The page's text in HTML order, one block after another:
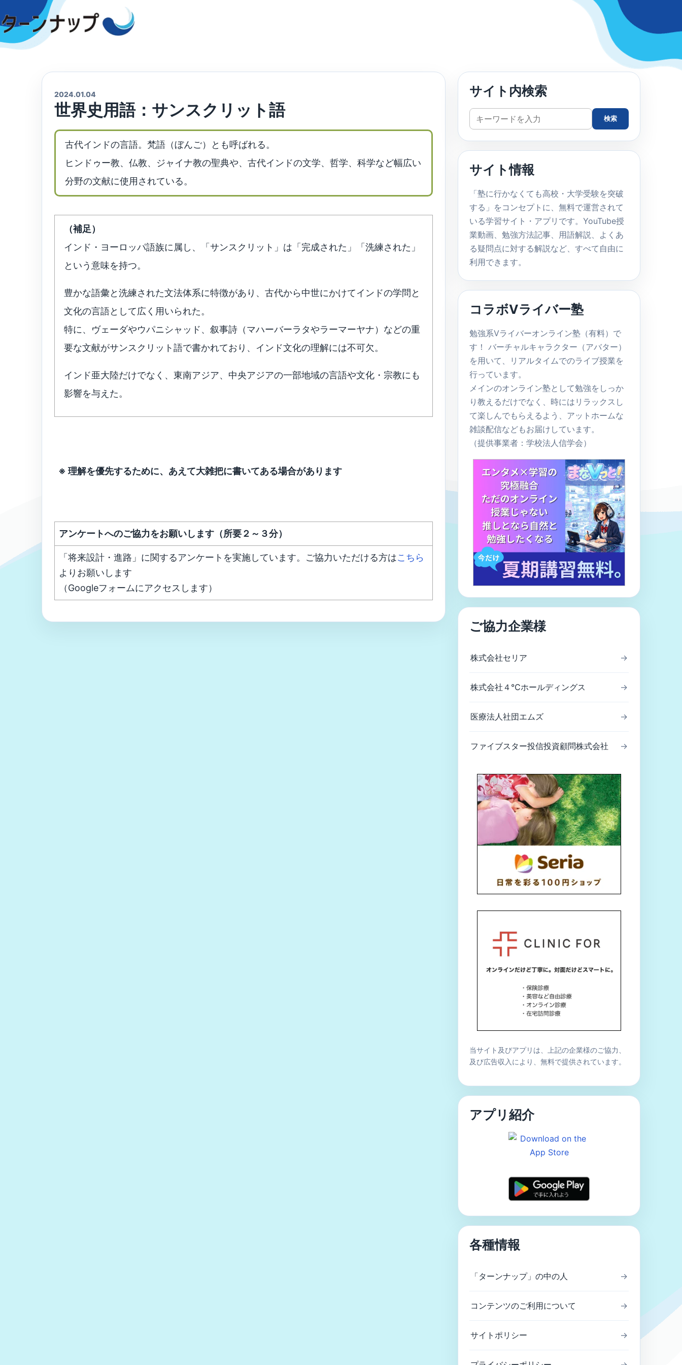
to
content
2024.01.04
世界史用語：サンスクリット語
古代インドの言語。梵語（ぼんご）とも呼ばれる。
ヒンドゥー教、仏教、ジャイナ教の聖典や、古代インドの文学、哲学、科学など幅広い
分野の文献に使用されている。
（補足）
インド・ヨーロッパ語族に属し、「サンスクリット」は「完成された」「洗練された」
という意味を持つ。
豊かな語彙と洗練された文法体系に特徴があり、古代から中世にかけてインドの学問と
文化の言語として広く用いられた。
特に、ヴェーダやウパニシャッド、叙事詩（マハーバーラタやラーマーヤナ）などの重
要な文献がサンスクリット語で書かれており、インド文化の理解には不可欠。
インド亜大陸だけでなく、東南アジア、中央アジアの一部地域の言語や文化・宗教にも
影響を与えた。
※ 理解を優先するために、あえて大雑把に書いてある場合があります
アンケートへのご協力をお願いします（所要２～３分）
「将来設計・進路」に関するアンケートを実施しています。ご協力いただける方はこちら
よりお願いします
（Googleフォームにアクセスします）
サイト内検索
サ
イ
ト
検
検索
サイト情報
「塾に行かなくても高校・大学受験を突破
する」をコンセプトに、無料で運営されて
いる学習サイト・アプリです。YouTube授
業動画、勉強方法記事、用語解説、よくあ
る疑問点に対する解説など、すべて自由に
利用できます。
コラボVライバー塾
勉強系Vライバーオンライン塾（有料）で
す！ バーチャルキャラクター（アバター）
を用いて、リアルタイムでのライブ授業を
行っています。
メインのオンライン塾として勉強をしっか
り教えるだけでなく、時にはリラックスし
て楽しんでもらえるよう、アットホームな
雑談配信などもお届けしています。
（提供事業者：学校法人信学会）
ご協力企業様
株式会社セリア →
株式会社４℃ホールディングス →
医療法人社団エムズ →
ファイブスター投信投資顧問株式会社 →
当サイト及びアプリは、上記の企業様のご協力、
及び広告収入により、無料で提供されています。
アプリ紹介
各種情報
「ターンナップ」の中の人 →
コンテンツのご利用について →
サイトポリシー →